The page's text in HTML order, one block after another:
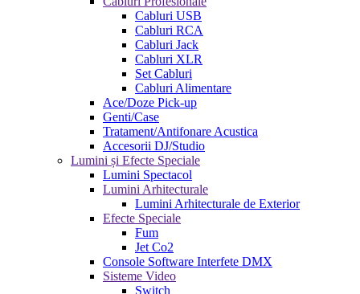
Cabluri USB
Cabluri RCA
Cabluri Jack
Cabluri XLR
Set Cabluri
Cabluri Alimentare
Ace/Doze Pick-up
Genti/Case
Tratament/Antifonare Acustica
Accesorii DJ/Studio
Lumini și Efecte Speciale
Lumini Spectacol
Lumini Arhitecturale
Lumini Arhitecturale de Exterior
Efecte Speciale
Fum
Jet Co2
Console Software Interfete DMX
Sisteme Video
Switch